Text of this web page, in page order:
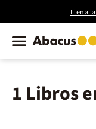
Llena
1 Libros